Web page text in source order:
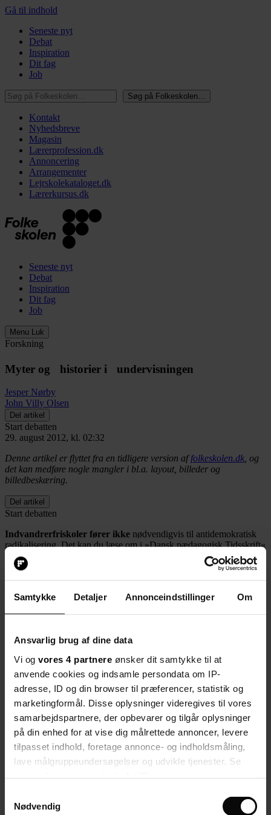
Samtykke Detaljer Annonceindstillinger Om
Ansvarlig brug af dine data
Vi og vores 4 partnere ønsker dit samtykke til at
anvende cookies og indsamle persondata om IP-
adresse, ID og din browser til præferencer, statistik og
marketingformål. Disse oplysninger videregives til vores
samarbejdspartnere, der opbevarer og tilgår oplysninger
på din enhed for at vise dig målrettede annoncer, levere
tilpasset indhold, foretage annonce- og indholdsmåling,
lave målgruppeundersøgelser og udvikle tjenester. Se
tilbage eller ændre indstillinger fra vores
Nødvendig
Gå til indhold
Seneste nyt
Debat
Inspiration
Dit fag
Job
Søg på Folkeskolen…
Søg på Folkeskolen…
Kontakt
Nyhedsbreve
Magasin
Lærerprofession.dk
Annoncering
Arrangementer
Lejrskolekataloget.dk
Lærerkursus.dk
Seneste nyt
Debat
Inspiration
Dit fag
Job
Menu Luk
Forskning
Myter og historier i undervisningen
Jesper Nørby
John Villy Olsen
Del artikel
Start debatten
29. august 2012, kl. 02:32
Denne artikel er flyttet fra en tidligere version affolkeskolen.dk, og
det kan medføre nogle mangler i bl.a. layout, billeder og
billedbeskæring.
Del artikel
Start debatten
Indvandrerfriskoler fører ikke nødvendigvis til antidemokratisk
radikalisering. Det kan du læse om i »Dansk pædagogisk Tidsskrift«
nummer 2/2012, som også tager fat i blandt andet fædrelandets
foretrukne myter.
fortælles og bruges i skolen, på uddannelser, i forskning og i den
fat i, hvilke virkninger historiefortællingerne har i nutiden.
Læs mere på dpt.dk, hvor du kan læse abstracts af tidsskriftets
artikler.
Del artikel
Start debatten
Debat
Her kan du kommentere på artiklen: